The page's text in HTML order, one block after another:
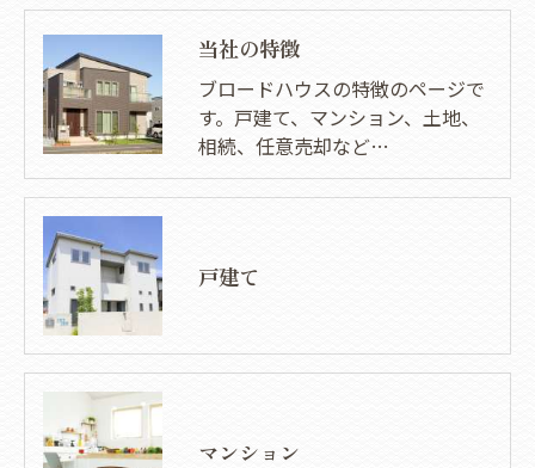
当社の特徴
ブロードハウスの特徴のページで
す。戸建て、マンション、土地、
相続、任意売却など…
戸建て
マンション